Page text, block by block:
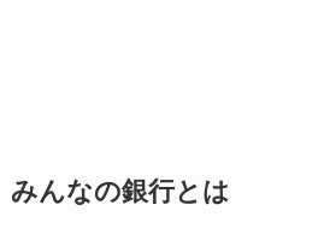
みんなの銀行とは